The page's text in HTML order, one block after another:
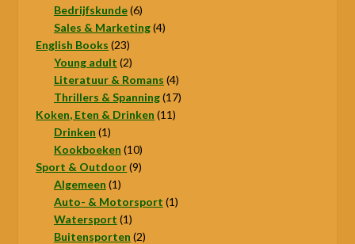
Bedrijfskunde 66
producten
Sales & Marketing 44
English Books 2323
producten
Young adult 22
producten
Literatuur & Romans 44
producten
Thrillers & Spanning 1717
Koken, Eten & Drinken 1111
Drinken 11
product
Kookboeken 1010
producten
Sport & Outdoor 99
Algemeen 11
product
Auto- & Motorsport 11
Watersport 11
product
Buitensporten 22